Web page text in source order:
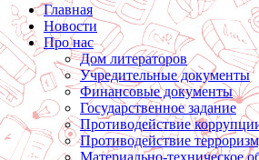
Главная
Новости
Про нас
Дом литераторов
Учредительные документы
Финансовые документы
Государственное задание
Противодействие
Противодействие
Материально-техническое